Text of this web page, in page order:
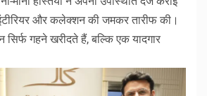
और कलेक्शन की जमकर तारीफ की।
गहने खरीदते हैं, बल्कि एक यादगार